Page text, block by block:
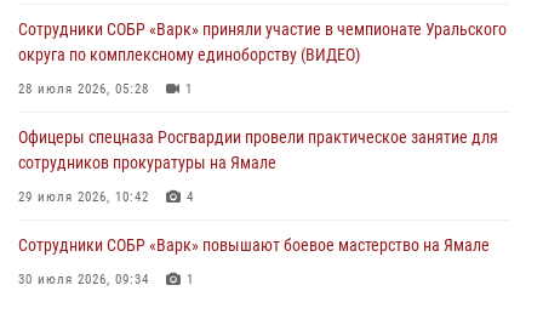
Офицеры спецназа Росгвардии провели практическое занятие для
сотрудников прокуратуры на Ямале
29 июля 2026, 10:42 4
Сотрудники СОБР «Варк» приняли участие в чемпионате Уральского
округа по комплексному единоборству (ВИДЕО)
28 июля 2026, 05:28 1
Офицеры спецназа Росгвардии провели практическое занятие для
сотрудников прокуратуры на Ямале
29 июля 2026, 10:42 4
Сотрудники СОБР «Варк» повышают боевое мастерство на Ямале
30 июля 2026, 09:34 1